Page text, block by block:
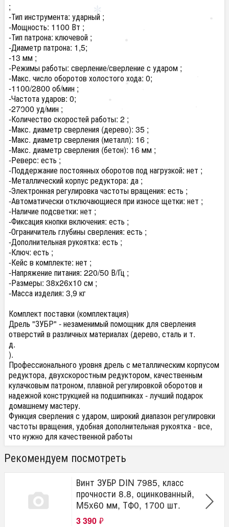
;
-Тип инструмента: ударный ;
-Мощность: 1100 Вт ;
-Тип патрона: ключевой ;
-Диаметр патрона: 1,5;
-13 мм ;
-Режимы работы: сверление/сверление с ударом ;
-Макс. число оборотов холостого хода: 0;
-1100/2800 об/мин ;
-Частота ударов: 0;
-27000 уд/мин ;
-Количество скоростей работы: 2 ;
-Макс. диаметр сверления (дерево): 35 ;
-Макс. диаметр сверления (металл): 16 ;
-Макс. диаметр сверления (бетон): 16 мм ;
-Реверс: есть ;
-Поддержание постоянных оборотов под нагрузкой: нет ;
-Металлический корпус редуктора: да ;
-Электронная регулировка частоты вращения: есть ;
-Автоматически отключающиеся при износе щетки: нет ;
-Наличие подсветки: нет ;
-Фиксация кнопки включения: есть ;
-Ограничитель глубины сверления: есть ;
-Дополнительная рукоятка: есть ;
-Ключ: есть ;
-Кейс в комплекте: нет ;
-Напряжение питания: 220/50 В/Гц ;
-Размеры: 38x26x10 см ;
-Масса изделия: 3,9 кг
Комплект поставки (комплектация)
Дрель "ЗУБР" - незаменимый помощник для сверления
отверстий в различных материалах (дерево, сталь и т.
д.
).
Профессионального уровня дрель с металлическим корпусом
редуктора, двухскоростным редуктором, качественным
кулачковым патроном, плавной регулировкой оборотов и
надежной конструкцией на подшипниках - лучший подарок
домашнему мастеру.
Функция сверления с ударом, широкий диапазон регулировки
частоты вращения, удобная дополнительная рукоятка - все,
что нужно для качественной работы
Рекомендуем посмотреть
Винт ЗУБР DIN 7985, класс
прочности 8.8, оцинкованный,
M5x60 мм, ТФ0, 1700 шт.
3 390 ₽